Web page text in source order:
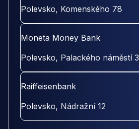
Polevsko, Komenského 78
Moneta Money Bank
Polevsko, Palackého náměstí 3
Raiffeisenbank
Polevsko, Nádražní 12